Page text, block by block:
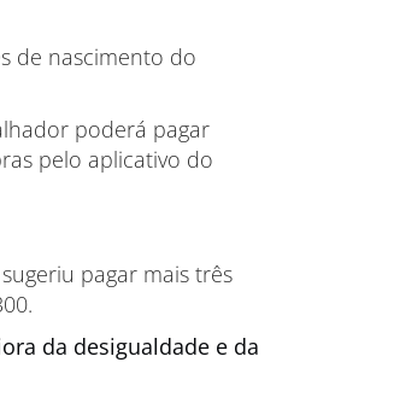
de nascimento do
poderá pagar
pelo aplicativo do
pagar mais três
da desigualdade e da